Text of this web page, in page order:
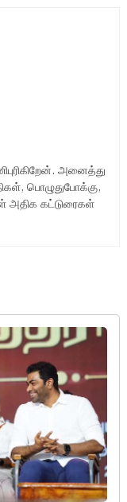
அனைத்து
பொழுதுபோக்கு,
அதிக கட்டுரைகள்